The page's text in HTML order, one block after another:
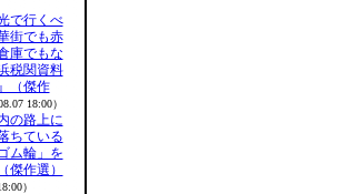
で行くべ
街でも赤
庫でもな
税関資料
（傑作
18:00）
の路上に
ちている
ム輪」を
傑作選）
）